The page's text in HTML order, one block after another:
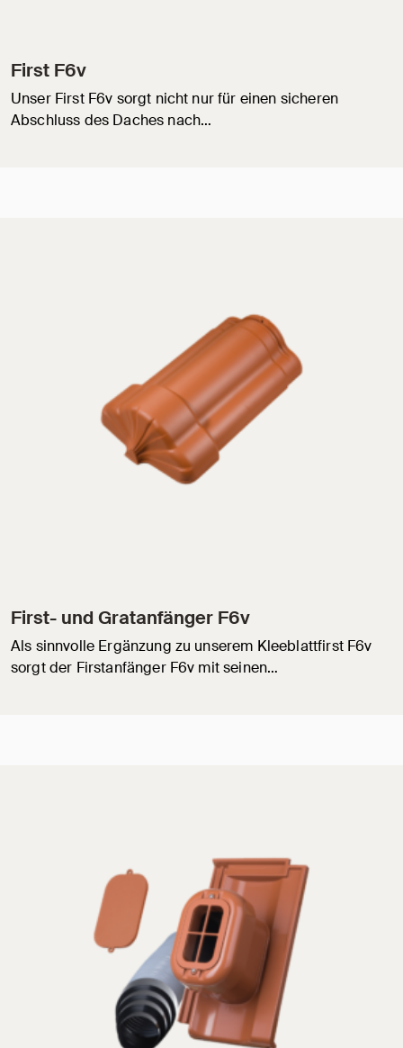
First F6v
Unser First F6v sorgt nicht nur für einen sicheren
Abschluss des Daches nach…
First- und Gratanfänger F6v
Als sinnvolle Ergänzung zu unserem Kleeblattfirst F6v
sorgt der Firstanfänger F6v mit seinen…